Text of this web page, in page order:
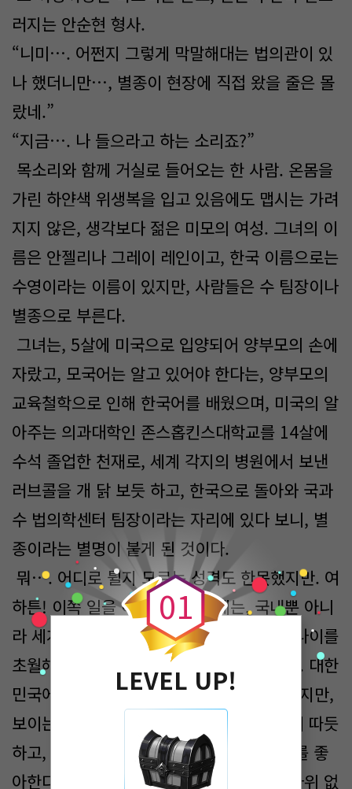
러지는 안순현 형사.
“니미…. 어쩐지 그렇게 막말해대는 법의관이 있
나 했더니만…, 별종이 현장에 직접 왔을 줄은 몰
랐네.”
“지금…. 나 들으라고 하는 소리죠?”
목소리와 함께 거실로 들어오는 한 사람. 온몸을
가린 하얀색 위생복을 입고 있음에도 맵시는 가려
지지 않은, 생각보다 젊은 미모의 여성. 그녀의 이
름은 안젤리나 그레이 레인이고, 한국 이름으로는
수영이라는 이름이 있지만, 사람들은 수 팀장이나
별종으로 부른다.
그녀는, 5살에 미국으로 입양되어 양부모의 손에
자랐고, 모국어는 알고 있어야 한다는, 양부모의
교육철학으로 인해 한국어를 배웠으며, 미국의 알
아주는 의과대학인 존스홉킨스대학교를 14살에
수석 졸업한 천재로, 세계 각지의 병원에서 보낸
러브콜을 개 닭 보듯 하고, 한국으로 돌아와 국과
수 법의학센터 팀장이라는 자리에 있다 보니, 별
종이라는 별명이 붙게 된 것이다.
뭐…. 어디로 튈지 모르는 성격도 한몫했지만. 여
하튼! 이쪽 일을 하는 사람들에게는, 국내뿐 아니
라 세계적으로 유명인사가 되었다. 거기다 나이를
초월해 모두가 친구라는 사고방식으로 인해. 대한
민국에서는 쉽게 받아들여지지 않는 타입이지만,
보이는 모습과는 달리 남을 생각하는 마음이 따듯
하고, 꾸밈없이 활달한 모습에 모두가 그녀를 좋
아한다. 물론! 실력이 최고라는 건 두말할 나위 없
0
0
1
LEVEL UP!